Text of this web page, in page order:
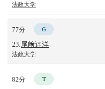
法政大学
77分 G
23. 尾﨑達洋
法政大学
82分 T